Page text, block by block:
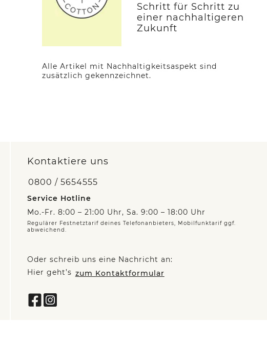
Schritt für Schritt zu
einer nachhaltigeren
Zukunft
Alle Artikel mit Nachhaltigkeitsaspekt sind
zusätzlich gekennzeichnet.
Kontaktiere uns
0800 / 5654555
Service Hotline
Mo.-Fr. 8:00 – 21:00 Uhr, Sa. 9:00 – 18:00 Uhr
Regulärer Festnetztarif deines Telefonanbieters, Mobilfunktarif ggf.
abweichend.
Oder schreib uns eine Nachricht an:
Hier geht’s zum Kontaktformular